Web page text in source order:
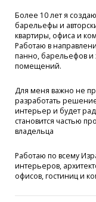
Более 10 лет я
барельефы и
квартиры, офиса и
Работаю в
панно, барельефов
помещений.
Для меня важно не
разработать
интерьер и будет
становится частью
владельца
Работаю по всему
интерьеров,
офисов, гостиниц и